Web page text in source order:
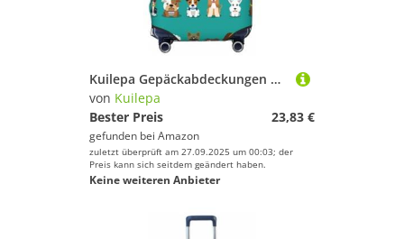
Kuilepa Gepäckabdeckungen mit Cartoon-Hunde-Aufdruck, elastisch, waschbar und dehnbar, kratzfest, passend für Gepäck von 45,7 - 81,3 cm, kein Gepäck im Lieferumfang enthalten, Schwarz , xl
von Kuilepa
Bester Preis
23,83 €
gefunden bei Amazon
zuletzt überprüft am 27.09.2025 um 00:03; der
Preis kann sich seitdem geändert haben.
Keine weiteren Anbieter